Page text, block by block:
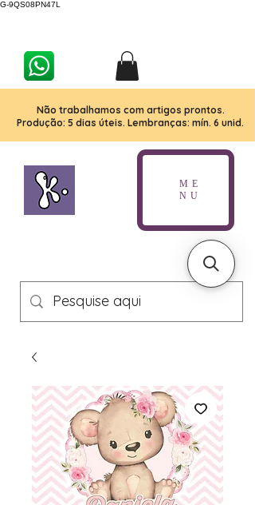
G-9QS08PN47L
Não trabalhamos com artigos prontos.
Produção: 5 dias úteis. Lembranças: mín. 6 unid.
ME
NU